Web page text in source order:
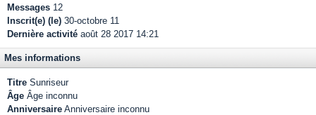
Messages 12
Inscrit(e) (le) 30-octobre 11
Dernière activité août 28 2017 14:21
Mes informations
Titre Sunriseur
Âge Âge inconnu
Anniversaire Anniversaire inconnu